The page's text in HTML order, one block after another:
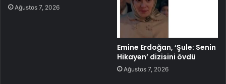
Ağustos 7, 2026
Emine Erdoğan, ‘Şule: Senin
Hikayen’ dizisini övdü
Ağustos 7, 2026